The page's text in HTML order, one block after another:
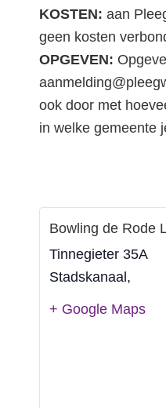
KOSTEN: aan
geen kosten
OPGEVEN:
ook door met
in welke gemeente
Bowling de Rode
Tinnegieter 35A
Stadskanaal ,
+ Google Maps